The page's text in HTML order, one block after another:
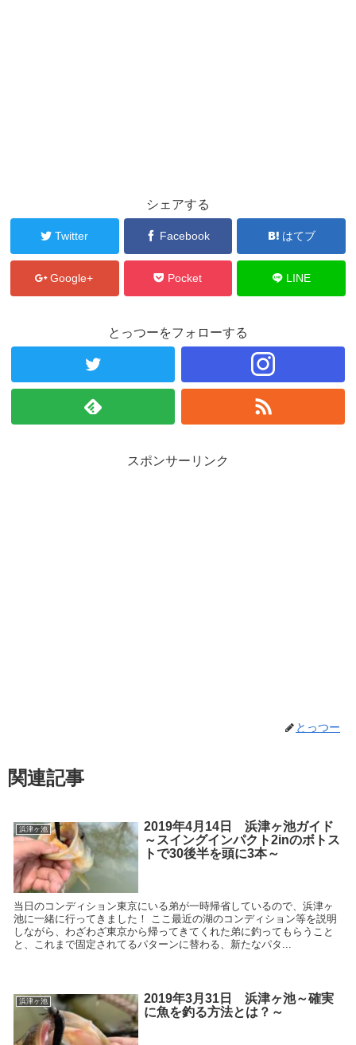
シェアする
Twitter Facebook はてブ
Google+ Pocket LINE
とっつーをフォローする
スポンサーリンク
とっつー
関連記事
浜津ヶ池
2019年4月14日 浜津ヶ池ガイド
～スイングインパクト2inのボトス
トで30後半を頭に3本～
当日のコンディション東京にいる弟が一時帰省しているので、浜津ヶ
池に一緒に行ってきました！ ここ最近の湖のコンディション等を説明
しながら、わざわざ東京から帰ってきてくれた弟に釣ってもらうこと
と、これまで固定されてるパターンに替わる、新たなパタ...
浜津ヶ池
2019年3月31日 浜津ヶ池～確実
に魚を釣る方法とは？～